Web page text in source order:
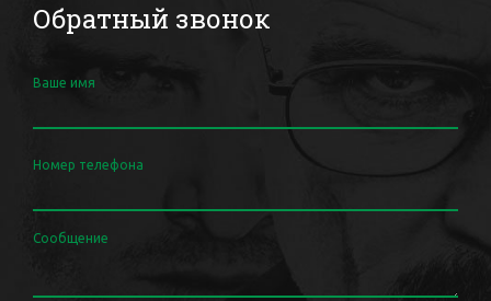
Обратный звонок
Ваше имя
Номер телефона
Сообщение